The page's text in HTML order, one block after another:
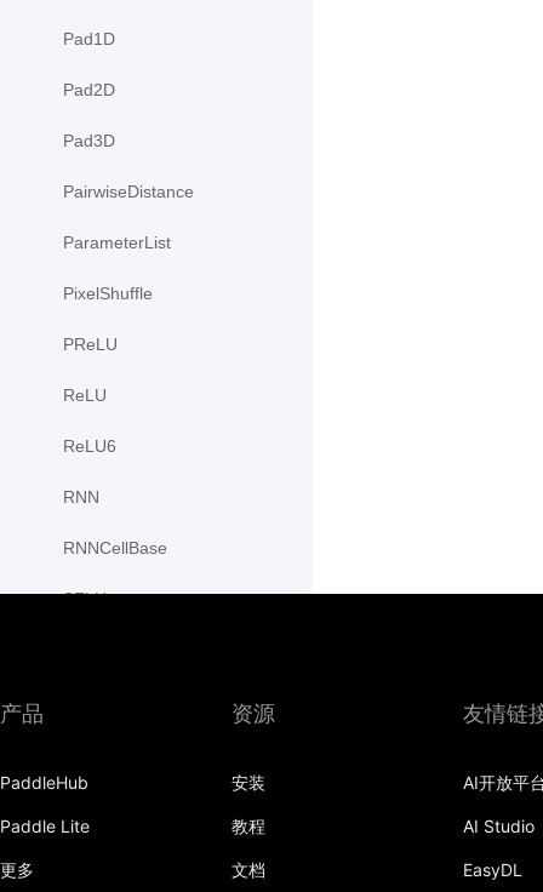
Pad1D
Pad2D
Pad3D
PairwiseDistance
ParameterList
PixelShuffle
PReLU
ReLU
ReLU6
RNN
RNNCellBase
SELU
产品
PaddleHub
Paddle Lite
更多
资源
安装
教程
文档
友情链
AI开放平
AI Studio
EasyDL